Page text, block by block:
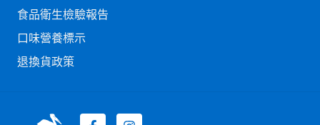
食品衛生檢驗報告
口味營養標示
退換貨政策